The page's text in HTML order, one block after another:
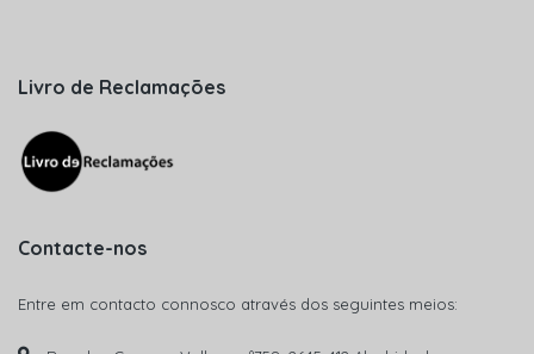
Livro de Reclamações
Contacte-nos
Entre em contacto connosco através dos seguintes meios: